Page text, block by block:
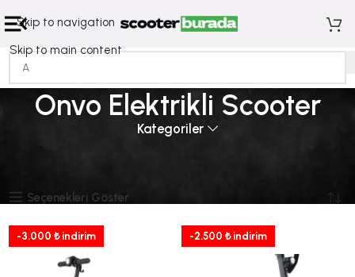
Skip to navigation
Skip to main content
Onvo Elektrikli Scooter
Kategoriler
Seçenekleri Göster
-3.000 ₺ indirim -2.500 ₺ indirim